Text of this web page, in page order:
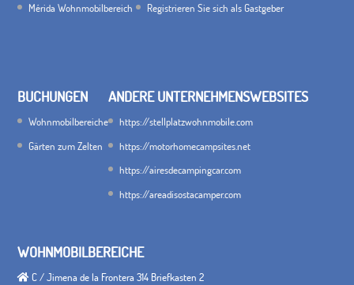
Mérida Wohnmobilbereich
Registrieren Sie sich als Gastgeber
BUCHUNGEN
Wohnmobilbereiche
Gärten zum Zelten
ANDERE UNTERNEHMENSWEBSITES
https://stellplatzwohnmobile.com
https://motorhomecampsites.net
https://airesdecampingcar.com
https://areadisostacamper.com
WOHNMOBILBEREICHE
C / Jimena de la Frontera 314 Briefkasten 2